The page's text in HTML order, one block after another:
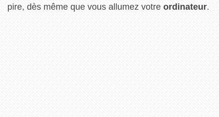
pire, dès même que vous allumez votre ordinateur.